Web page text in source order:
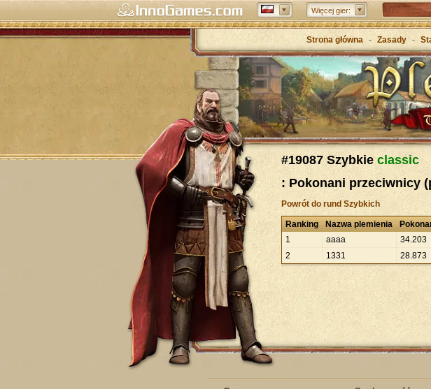
Więcej gier: Tribal
Forge of
Grepolis –
Strona główna - Zasady -
#19087 Szybkie classic
: Pokonani przeciwnicy
Powrót do rund Szybkich
Ranking Nazwa plemienia
1
aaaa 34.203
2
1331 28.873